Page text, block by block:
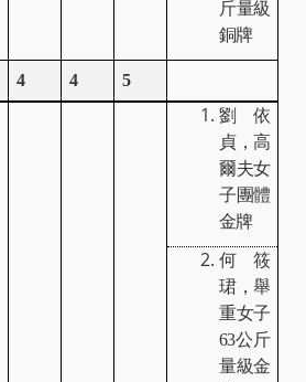
斤量級
銅牌
4 4 5
劉依
貞，高
爾夫女
子團體
金牌
何筱
珺，舉
重女子
63公斤
量級金